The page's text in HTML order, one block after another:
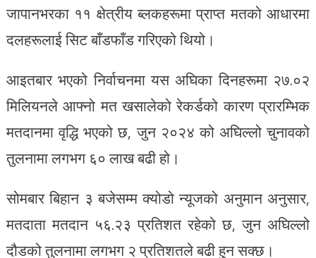
जापानभरका ११ क्षेत्रीय ब्लकहरूमा प्राप्त मतको आधारमा
दलहरूलाई सिट बाँडफाँड गरिएको थियो।
आइतबार भएको निर्वाचनमा यस अघिका दिनहरूमा २७.०२
मिलियनले आफ्नो मत खसालेको रेकर्डको कारण प्रारम्भिक
मतदानमा वृद्धि भएको छ, जुन २०२४ को अघिल्लो चुनावको
तुलनामा लगभग ६० लाख बढी हो।
सोमबार बिहान ३ बजेसम्म क्योडो न्यूजको अनुमान अनुसार,
मतदाता मतदान ५६.२३ प्रतिशत रहेको छ, जुन अघिल्लो
दौडको तुलनामा लगभग २ प्रतिशतले बढी हुन सक्छ।